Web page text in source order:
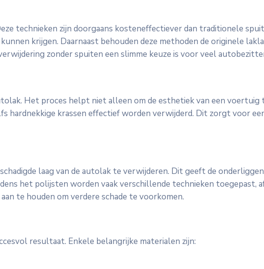
technieken zijn doorgaans kosteneffectiever dan traditionele
krijgen. Daarnaast behouden deze methoden de originele
zonder spuiten een slimme keuze is voor veel
Het proces helpt niet alleen om de esthetiek van een voertuig
hardnekkige krassen effectief worden verwijderd. Dit zorgt voor
laag van de autolak te verwijderen. Dit geeft de
het polijsten worden vaak verschillende technieken toegepast,
te houden om verdere schade te voorkomen.
resultaat. Enkele belangrijke materialen zijn: